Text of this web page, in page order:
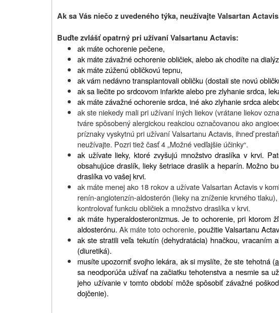
Ak sa Vás niečo z uvedeného týka, neužívajte Valsartan
Buďte zvlášť opatrný pri užívaní Valsartanu Actavis:
ak máte ochorenie pečene,
ak máte závažné ochorenie obličiek, alebo ak chodíte na
ak máte zúženú obličkovú tepnu,
ak vám nedávno transplantovali obličku (dostali ste novú
ak sa liečite po srdcovom infarkte alebo pre zlyhanie srdca,
ak máte závažné ochorenie srdca, iné ako zlyhanie srdca
ak ste niekedy mali pri užívaní iných liekov (vrátane liekov
tváre spôsobený alergickou reakciou označovanou ako
príznaky vyskytnú pri užívaní Valsartanu Actavis, ihneď
neužívajte. Pozri tiež časť 4 „Možné vedľajšie účinky“.
ak užívate lieky, ktoré zvyšujú množstvo draslíka v krvi.
obsahujúce draslík, lieky šetriace draslík a heparín. Možno
draslíka vo vašej krvi.
ak máte menej ako 18 rokov a užívate Valsartan Actavis v
renín-angiotenzín-aldosterón (lieky na zníženie krvného
kontrolovať funkciu obličiek a množstvo draslíka v krvi.
ak máte hyperaldosteronizmus. Je to ochorenie, pri ktorom
aldosterónu. Ak máte toto ochorenie, použitie Valsartanu
ak ste stratili veľa tekutín (dehydratácia) hnačkou, vracaním
(diuretiká).
musíte upozorniť svojho lekára, ak si myslíte, že ste tehotná (
sa neodporúča užívať na začiatku tehotenstva a nesmie sa
jeho užívanie v tomto období môže spôsobiť závažné
dojčenie).